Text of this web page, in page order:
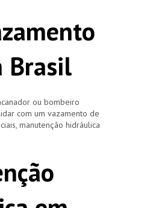
Brasil
ou bombeiro
com um vazamento de
manutenção hidráulica